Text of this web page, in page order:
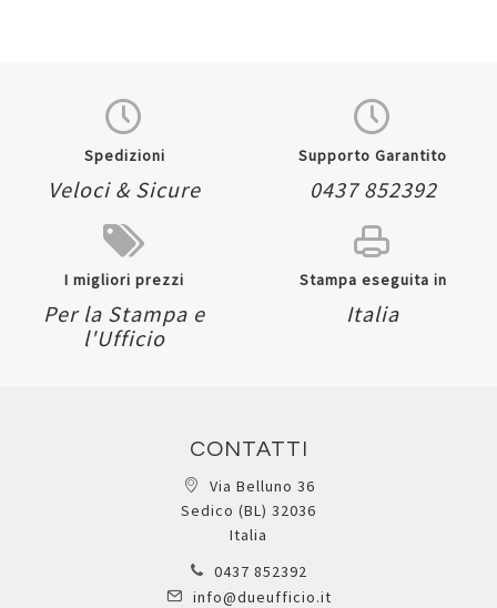
Spedizioni
Veloci & Sicure
Supporto Garantito
0437 852392
I migliori prezzi
Per la Stampa e
l'Ufficio
Stampa eseguita in
Italia
CONTATTI
Via Belluno 36
Sedico (BL) 32036
Italia
0437 852392
info@dueufficio.it